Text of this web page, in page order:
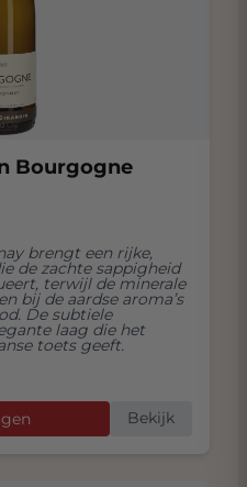
Bourgogne
brengt een rijke,
de zachte sappigheid
terwijl de minerale
bij de aardse aroma’s
De subtiele
laag die het
toets geeft.
Bekijk